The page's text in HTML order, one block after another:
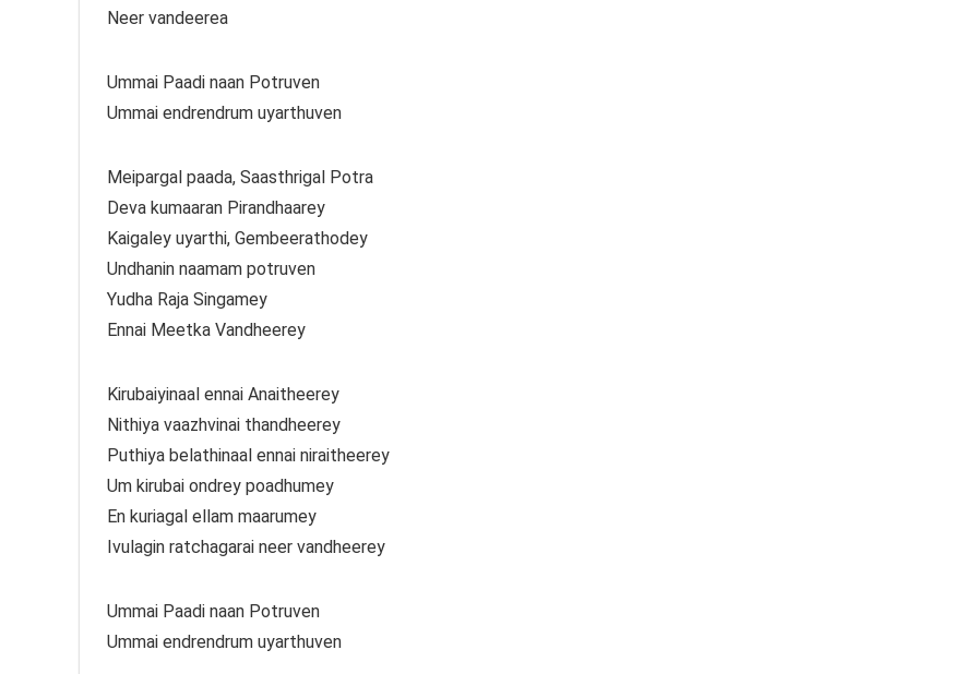
Neer vandeerea
Ummai Paadi naan Potruven
Ummai endrendrum uyarthuven
Meipargal paada, Saasthrigal Potra
Deva kumaaran Pirandhaarey
Kaigaley uyarthi, Gembeerathodey
Undhanin naamam potruven
Yudha Raja Singamey
Ennai Meetka Vandheerey
Kirubaiyinaal ennai Anaitheerey
Nithiya vaazhvinai thandheerey
Puthiya belathinaal ennai niraitheerey
Um kirubai ondrey poadhumey
En kuriagal ellam maarumey
Ivulagin ratchagarai neer vandheerey
Ummai Paadi naan Potruven
Ummai endrendrum uyarthuven